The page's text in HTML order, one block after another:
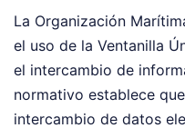
La Organización
el uso de la Ventanilla
el intercambio de
normativo establece
intercambio de datos